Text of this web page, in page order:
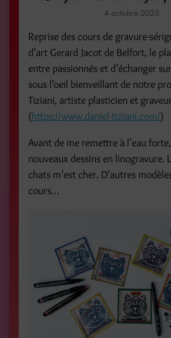
4 octobre 2025
Reprise des cours de gravure-
d’art Gerard Jacot de Belfort, le
entre passionnés et d’échanger
sous l’oeil bienveillant de notre
Tiziani, artiste plasticien et
(https://www.daniel-tiziani.com/)
Avant de me remettre à l’eau
nouveaux dessins en linogravure.
chats m’est cher. D’autres
cours…